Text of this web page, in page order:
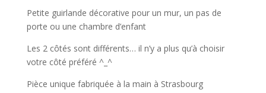
Petite guirlande décorative pour un mur, un pas de
porte ou une chambre d’enfant
Les 2 côtés sont différents… il n’y a plus qu’à choisir
votre côté préféré ^_^
Pièce unique fabriquée à la main à Strasbourg